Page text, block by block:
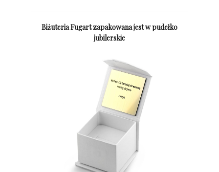
Biżuteria Fugart zapakowana jest w pudełko
jubilerskie